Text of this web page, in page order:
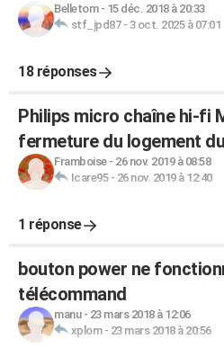
Belletom- 15 déc. 2018 à 20:33
stf_jpd87- 3 oct. 2025 à 07:01
18 réponses
Philips micro chaîne hi-fi
fermeture du logement
Framboise- 26 nov. 2019 à 08:58
Icare95- 26 nov. 2019 à 12:40
1 réponse
bouton power ne
télécommand
manu- 23 mars 2018 à 12:06
xplom- 23 mars 2018 à 20:56